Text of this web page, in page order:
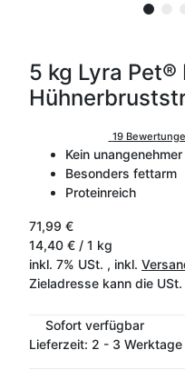
5 kg Lyra
19
Kein
Besonders fettarm
Proteinreich
71,99 €
14,40 € / 1 kg
inkl. 7% USt. , inkl.
Zieladresse kann die
Sofort verfügbar
Lieferzeit: 2 - 3 Werktage